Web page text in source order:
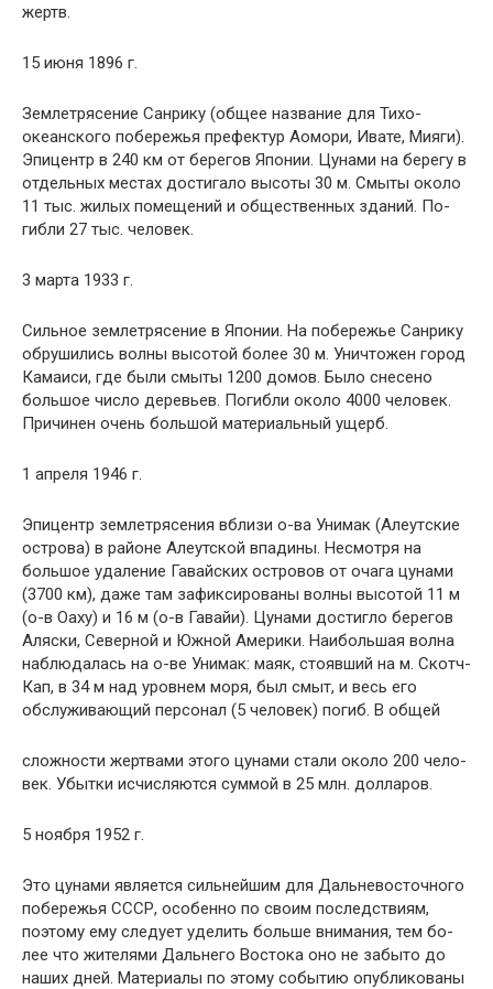
жертв.
15 июня 1896 г.
Землетрясение Санрику (общее название для Тихо­
океанского побережья префектур Аомори, Ивате, Мияги).
Эпицентр в 240 км от берегов Японии. Цунами на берегу в
отдельных местах достигало высоты 30 м. Смыты около
11 тыс. жилых помещений и общественных зданий. По­
гибли 27 тыс. человек.
3 марта 1933 г.
Сильное землетрясение в Японии. На побережье Сан­рику
обрушились волны высотой более 30 м. Уничтожен город
Камаиси, где были смыты 1200 домов. Было сне­сено
большое число деревьев. Погибли около 4000 чело­век.
Причинен очень большой материальный ущерб.
1 апреля 1946 г.
Эпицентр землетрясения вблизи о-ва Унимак (Алеут­ские
острова) в районе Алеутской впадины. Несмотря на
большое удаление Гавайских островов от очага цунами
(3700 км), даже там зафиксированы волны высотой 11 м
(о-в Оаху) и 16 м (о-в Гавайи). Цунами достигло бере­гов
Аляски, Северной и Южной Америки. Наибольшая волна
наблюдалась на о-ве Унимак: маяк, стоявший на м. Скотч-
Кап, в 34 м над уровнем моря, был смыт, и весь его
обслуживающий персонал (5 человек) погиб. В общей
сложности жертвами этого цунами стали около 200 чело­
век. Убытки исчисляются суммой в 25 млн. долларов.
5 ноября 1952 г.
Это цунами является сильнейшим для Дальневосточ­ного
побережья СССР, особенно по своим последствиям,
поэтому ему следует уделить больше внимания, тем бо­
лее что жителями Дальнего Востока оно не забыто до
на­ших дней. Материалы по этому событию опубликованы